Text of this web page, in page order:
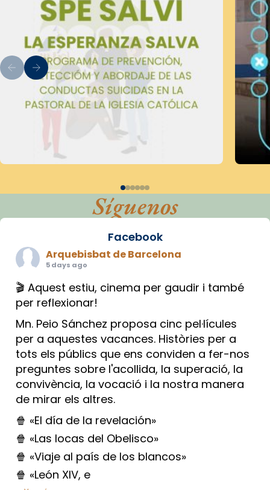
Síguenos
Facebook
Arquebisbat de Barcelona
5 days ago
🎬 Aquest estiu, cinema per gaudir i també
per reflexionar!
Mn. Peio Sánchez proposa cinc pel·lícules
per a aquestes vacances. Històries per a
tots els públics que ens conviden a fer-nos
preguntes sobre l'acollida, la superació, la
convivència, la vocació i la nostra manera
de mirar els altres.
🍿 «El día de la revelación»
🍿 «Las locas del Obelisco»
🍿 «Viaje al país de los blancos»
🍿 «León XIV, e